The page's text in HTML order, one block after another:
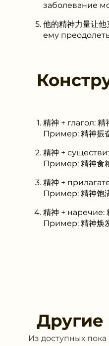
заболевание
他的精神力量让
ему
精神 + глагол: 精
Пример: 精神振
精神 +
Пример: 精神食
精神 +
Пример: 精神饱
精神 + наречие:
Пример: 精神焕
Другие
Из доступных